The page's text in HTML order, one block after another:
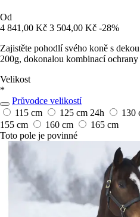
Od
4 841,00 Kč 3 504,00 Kč -28%
Zajistěte pohodlí svého koně s
200g, dokonalou kombinací
Velikost
*
Průvodce velikostí
115 cm
125 cm 24h 130
155 cm
160 cm
165 cm
Toto pole je povinné